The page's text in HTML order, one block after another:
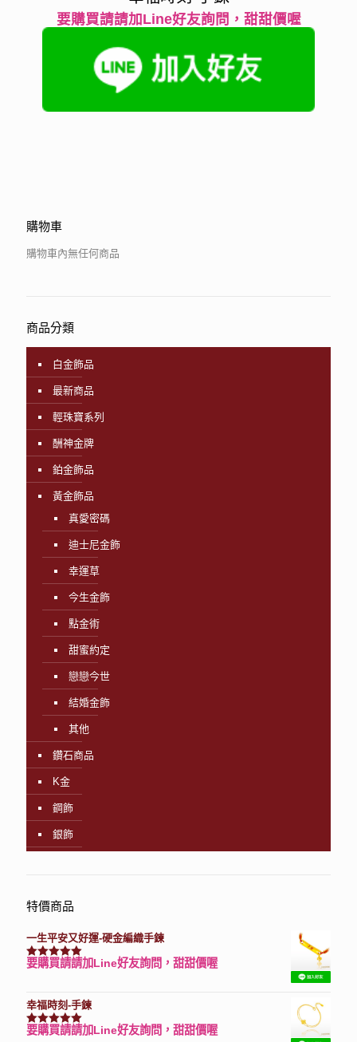
要購買請請加Line好友詢問，甜甜價喔
購物車
購物車內無任何商品
商品分類
白金飾品
最新商品
輕珠寶系列
酬神金牌
鉑金飾品
黃金飾品
真愛密碼
迪士尼金飾
幸運草
今生金飾
點金術
甜蜜約定
戀戀今世
結婚金飾
其他
鑽石商品
K金
鋼飾
銀飾
特價商品
一生平安又好運-硬金編織手鍊
評分7740滿分 5
要購買請請加Line好友詢問，甜甜價喔
幸福時刻-手鍊
評分3150滿分 5
要購買請請加Line好友詢問，甜甜價喔